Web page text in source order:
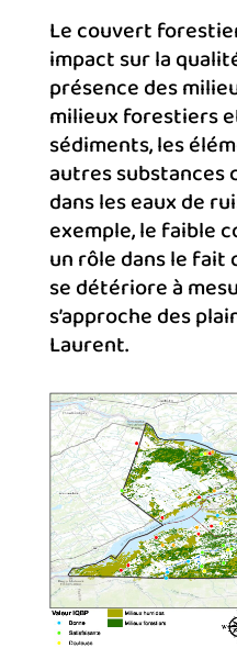
Le couvert
impact sur la
présence des
milieux forestiers
sédiments, les
autres substances
dans les eaux de
exemple, le faible
un rôle dans le fait
se détériore à
s’approche des
Laurent.